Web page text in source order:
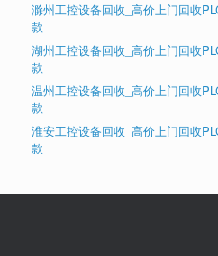
滁州工控设备回收_高价上门回收
款
湖州工控设备回收_高价上门回收
款
温州工控设备回收_高价上门回收
款
淮安工控设备回收_高价上门回收
款